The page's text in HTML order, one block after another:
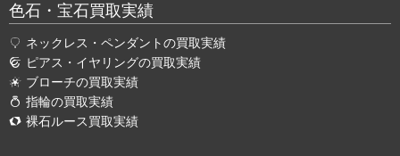
色石・宝石買取実績
ネックレス・ペンダントの買取実績
ピアス・イヤリングの買取実績
ブローチの買取実績
指輪の買取実績
裸石ルース買取実績